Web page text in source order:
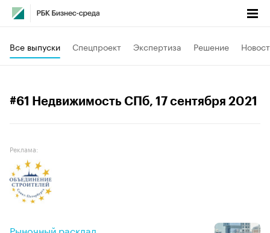
Все выпуски Спецпроект Экспертиза Решение
#61 Недвижимость СПб, 17 сентября 2021
Реклама:
Рыночный расклад